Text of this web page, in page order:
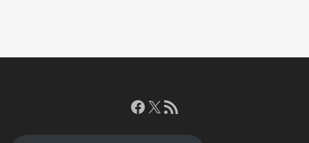
Facebook
X RSS feed